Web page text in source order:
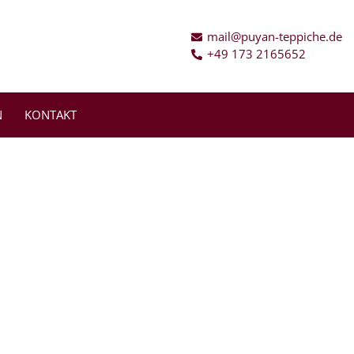
mail@puyan-teppiche.de
+49 173 2165652
KONTAKT